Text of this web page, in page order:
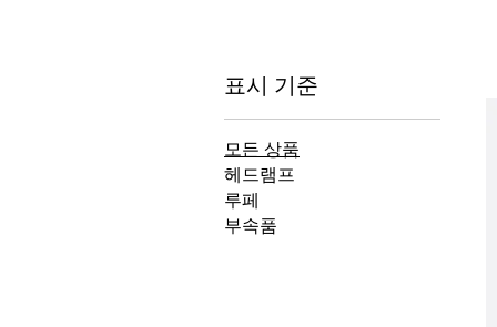
표시 기준
모든 상품
헤드램프
루페
부속품